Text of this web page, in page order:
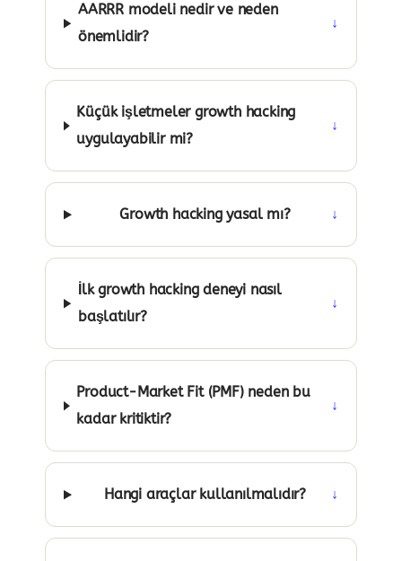
AARRR modeli nedir ve neden
önemlidir?
↓
Küçük işletmeler growth hacking
uygulayabilir mi?
↓
Growth hacking yasal mı? ↓
İlk growth hacking deneyi nasıl
başlatılır?
↓
Product-Market Fit (PMF) neden bu
kadar kritiktir?
↓
Hangi araçlar kullanılmalıdır? ↓